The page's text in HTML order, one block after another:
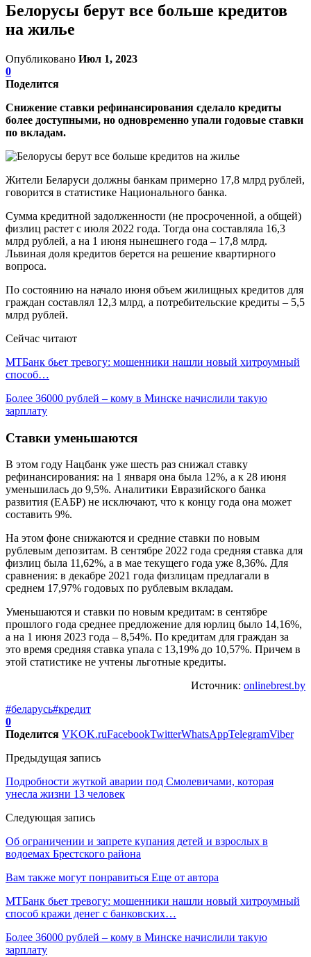
Белорусы берут все больше кредитов
на жилье
Опубликовано Июл 1, 2023
0
Поделится
Снижение ставки рефинансирования сделало кредиты
более доступными, но одновременно упали годовые ставки
по вкладам.
Жители Беларуси должны банкам примерно 17,8 млрд рублей,
говорится в статистике Национального банка.
Сумма кредитной задолженности (не просроченной, а общей)
физлиц растет с июля 2022 года. Тогда она составляла 16,3
млрд рублей, а на 1 июня нынешнего года – 17,8 млрд.
Львиная доля кредитов берется на решение квартирного
вопроса.
По состоянию на начало июня объем жилищных кредитов для
граждан составлял 12,3 млрд, а потребительские кредиты – 5,5
млрд рублей.
Сейчас читают
МТБанк бьет тревогу: мошенники нашли новый хитроумный
способ…
Более 36000 рублей – кому в Минске начислили такую
зарплату
Ставки уменьшаются
В этом году Нацбанк уже шесть раз снижал ставку
рефинансирования: на 1 января она была 12%, а к 28 июня
уменьшилась до 9,5%. Аналитики Евразийского банка
развития (ЕАБР) не исключают, что к концу года она может
составить 9%.
На этом фоне снижаются и средние ставки по новым
рублевым депозитам. В сентябре 2022 года средняя ставка для
физлиц была 11,62%, а в мае текущего года уже 8,36%. Для
сравнения: в декабре 2021 года физлицам предлагали в
среднем 17,97% годовых по рублевым вкладам.
Уменьшаются и ставки по новым кредитам: в сентябре
прошлого года среднее предложение для юрлиц было 14,16%,
а на 1 июня 2023 года – 8,54%. По кредитам для граждан за
это время средняя ставка упала с 13,19% до 10,57%. Причем в
этой статистике не учтены льготные кредиты.
Источник: onlinebrest.by
#беларусь#кредит
0
Поделится VKOK.ruFacebookTwitterWhatsAppTelegramViber
Предыдущая запись
Подробности жуткой аварии под Смолевичами, которая
унесла жизни 13 человек
Следующая запись
Об ограничении и запрете купания детей и взрослых в
водоемах Брестского района
Вам также могут понравиться Еще от автора
МТБанк бьет тревогу: мошенники нашли новый хитроумный
способ кражи денег с банковских…
Более 36000 рублей – кому в Минске начислили такую
зарплату